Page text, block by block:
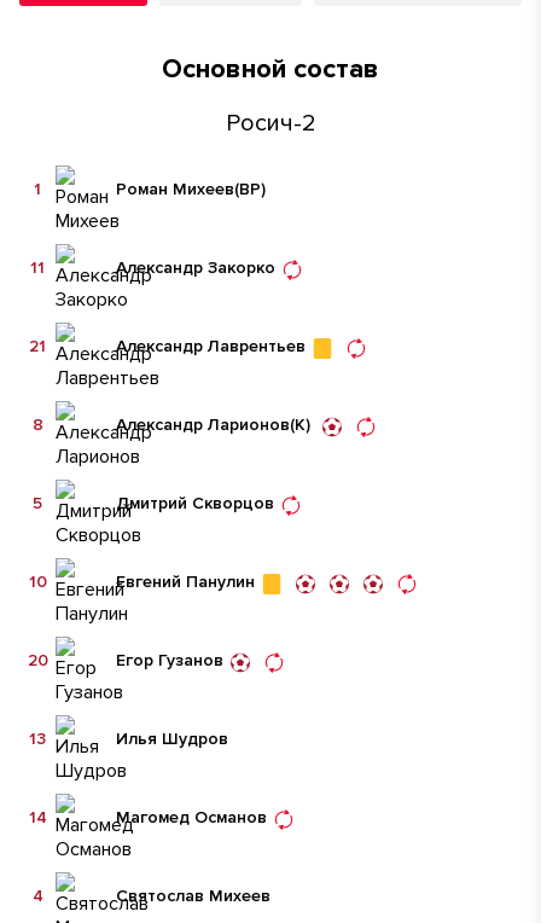
Основной состав
Росич-2
Роман Михеев(ВР)
1
Александр Закорко
11
Александр Лаврентьев
21
Александр Ларионов(К)
8
Дмитрий Скворцов
5
Евгений Панулин
10
Егор Гузанов
20
Илья Шудров
13
Магомед Османов
14
Святослав Михеев
4